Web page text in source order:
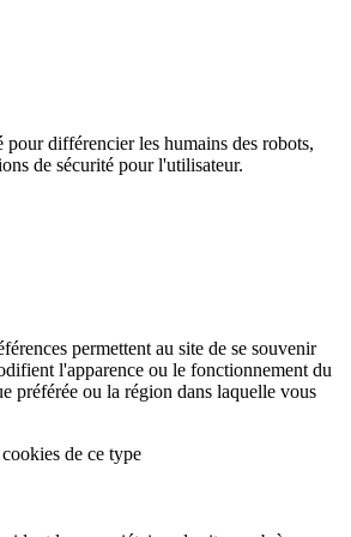
pour différencier les humains des robots,
de sécurité pour l'utilisateur.
permettent au site de se souvenir
l'apparence ou le fonctionnement du
préférée ou la région dans laquelle vous
de ce type